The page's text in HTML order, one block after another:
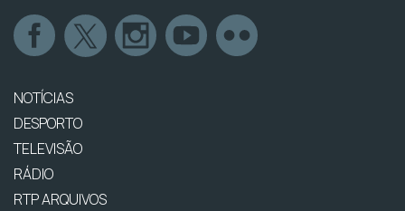
NOTÍCIAS
DESPORTO
TELEVISÃO
RÁDIO
RTP ARQUIVOS